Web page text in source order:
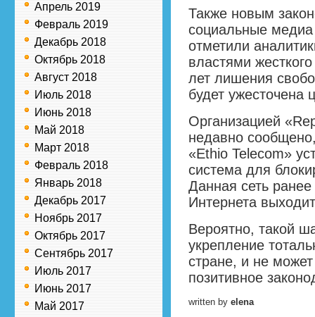
Апрель 2019
Февраль 2019
Декабрь 2018
Октябрь 2018
Август 2018
Июль 2018
Июнь 2018
Май 2018
Март 2018
Февраль 2018
Январь 2018
Декабрь 2017
Ноябрь 2017
Октябрь 2017
Сентябрь 2017
Июль 2017
Июнь 2017
Май 2017
Также новым
социальные
отметили
властями
лет лишения
будет ужесточена
Организацией
недавно
«Ethio Telecom»
система для
Данная сеть
Интернета
Вероятно, такой
укрепление
стране, и не
позитивное
written by elena